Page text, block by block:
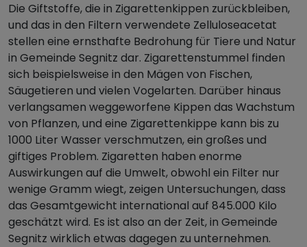
Die Giftstoffe, die in Zigarettenkippen zurückbleiben,
und das in den Filtern verwendete Zelluloseacetat
stellen eine ernsthafte Bedrohung für Tiere und Natur
in Gemeinde Segnitz dar. Zigarettenstummel finden
sich beispielsweise in den Mägen von Fischen,
Säugetieren und vielen Vogelarten. Darüber hinaus
verlangsamen weggeworfene Kippen das Wachstum
von Pflanzen, und eine Zigarettenkippe kann bis zu
1000 Liter Wasser verschmutzen, ein großes und
giftiges Problem. Zigaretten haben enorme
Auswirkungen auf die Umwelt, obwohl ein Filter nur
wenige Gramm wiegt, zeigen Untersuchungen, dass
das Gesamtgewicht international auf 845.000 Kilo
geschätzt wird. Es ist also an der Zeit, in Gemeinde
Segnitz wirklich etwas dagegen zu unternehmen.